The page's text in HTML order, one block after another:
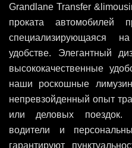
Grandlane Transfer
проката автомобилей
специализирующаяся
удобстве. Элегантный
высококачественные
наши роскошные
непревзойденный опыт
или деловых поездок.
водители и
гарантируют